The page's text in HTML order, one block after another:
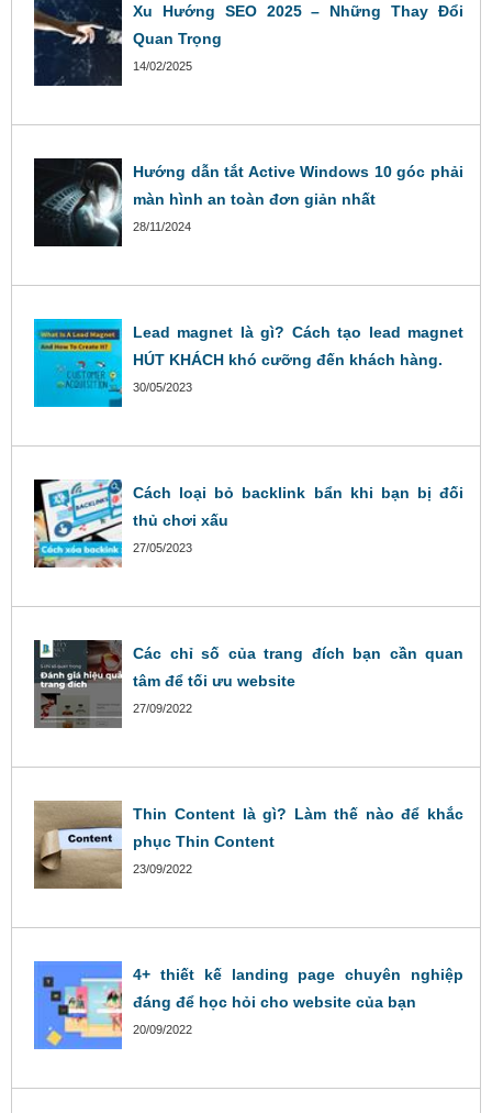
Xu Hướng SEO 2025 – Những Thay Đổi
Quan Trọng
14/02/2025
Hướng dẫn tắt Active Windows 10 góc phải
màn hình an toàn đơn giản nhất
28/11/2024
Lead magnet là gì? Cách tạo lead magnet
HÚT KHÁCH khó cưỡng đến khách hàng.
30/05/2023
Cách loại bỏ backlink bẩn khi bạn bị đối
thủ chơi xấu
27/05/2023
Các chỉ số của trang đích bạn cần quan
tâm để tối ưu website
27/09/2022
Thin Content là gì? Làm thế nào để khắc
phục Thin Content
23/09/2022
4+ thiết kế landing page chuyên nghiệp
đáng để học hỏi cho website của bạn
20/09/2022